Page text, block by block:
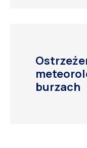
burzach